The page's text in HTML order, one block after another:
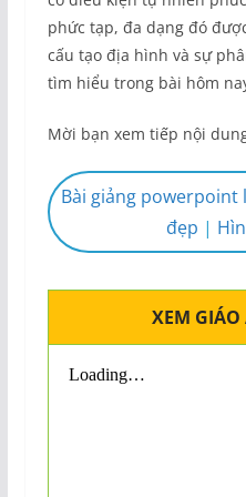
phức tạp, đa dạng đó
cấu tạo địa hình và sự
tìm hiểu trong bài hôm
Mời bạn xem tiếp nội
Bài giảng powerpoint
đẹp |
XEM